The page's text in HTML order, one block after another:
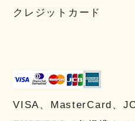
クレジットカード
VISA、MasterCard、